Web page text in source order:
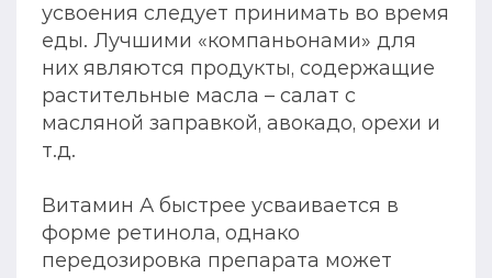
усвоения следует принимать во время
еды. Лучшими «компаньонами» для
них являются продукты, содержащие
растительные масла – салат с
масляной заправкой, авокадо, орехи и
т.д.
Витамин А быстрее усваивается в
форме ретинола, однако
передозировка препарата может